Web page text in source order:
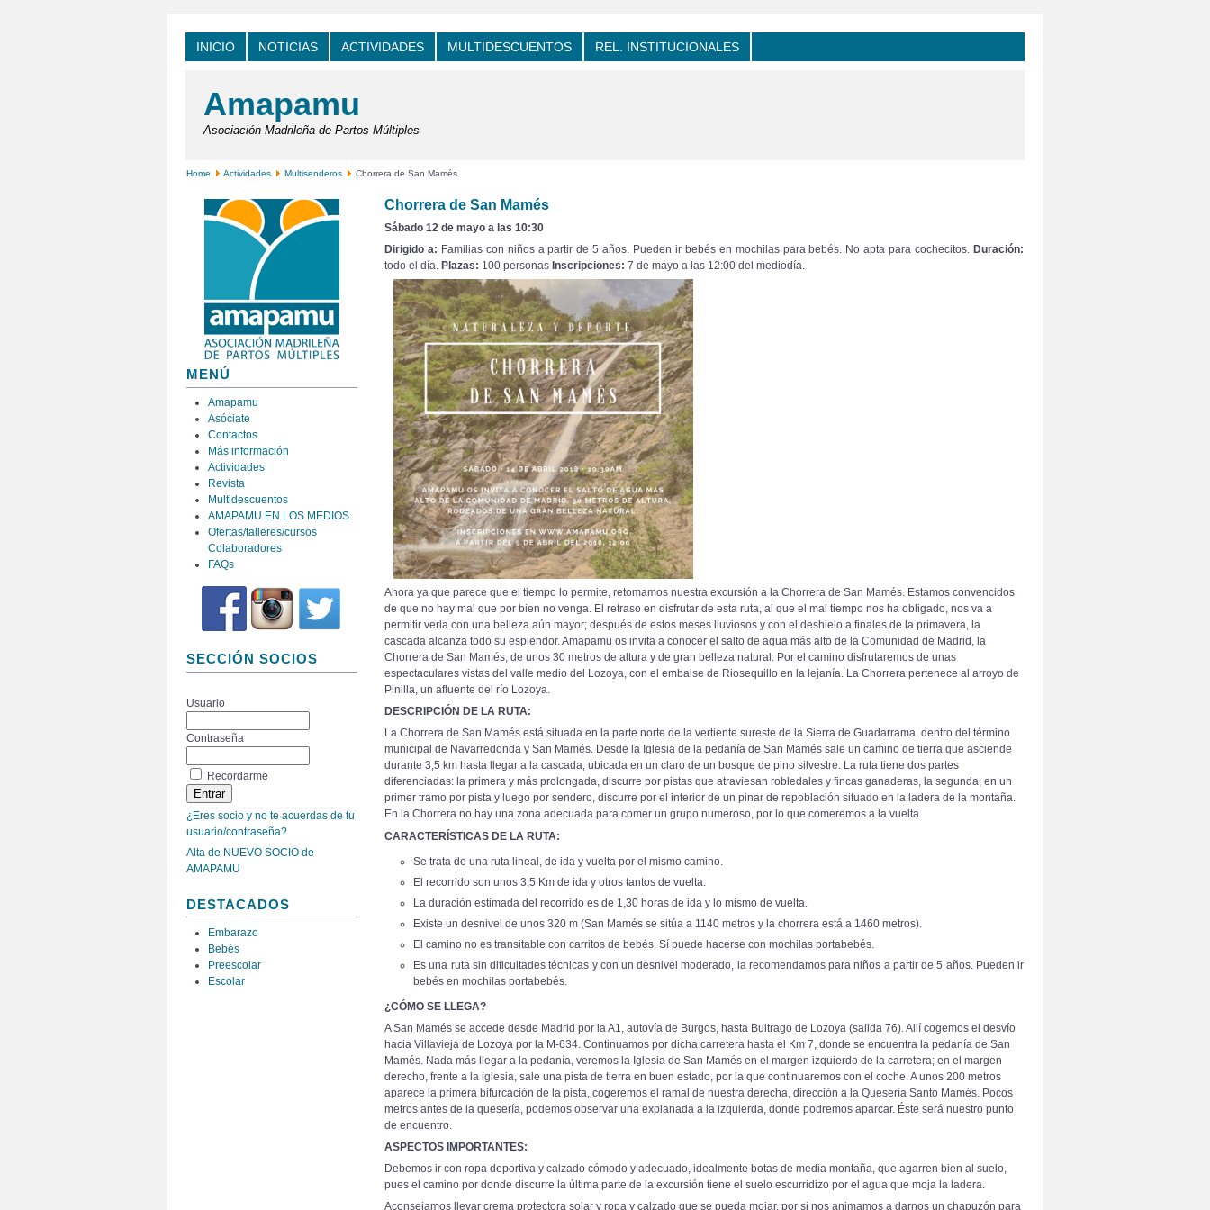
INICIO NOTICIAS ACTIVIDADES MULTIDESCUENTOS REL. INSTITUCIONALES
Amapamu
Asociación Madrileña de Partos Múltiples
Home Actividades Multisenderos Chorrera de San Mamés
MENÚ
Amapamu
Asóciate
Contactos
Más información
Actividades
Revista
Multidescuentos
AMAPAMU EN LOS MEDIOS
Ofertas/talleres/cursos
Colaboradores
FAQs
SECCIÓN SOCIOS
Usuario
Contraseña
Recordarme
¿Eres socio y no te acuerdas de tu
usuario/contraseña?
Alta de NUEVO SOCIO de
AMAPAMU
DESTACADOS
Embarazo
Bebés
Preescolar
Escolar
Chorrera de San Mamés
Sábado 12 de mayo a las 10:30
Dirigido a: Familias con niños a partir de 5 años. Pueden ir bebés en mochilas para bebés. No apta para cochecitos. Duración:
todo el día. Plazas: 100 personas Inscripciones: 7 de mayo a las 12:00 del mediodía.
Ahora ya que parece que el tiempo lo permite, retomamos nuestra excursión a la Chorrera de San Mamés. Estamos convencidos
de que no hay mal que por bien no venga. El retraso en disfrutar de esta ruta, al que el mal tiempo nos ha obligado, nos va a
permitir verla con una belleza aún mayor; después de estos meses lluviosos y con el deshielo a finales de la primavera, la
cascada alcanza todo su esplendor. Amapamu os invita a conocer el salto de agua más alto de la Comunidad de Madrid, la
Chorrera de San Mamés, de unos 30 metros de altura y de gran belleza natural. Por el camino disfrutaremos de unas
espectaculares vistas del valle medio del Lozoya, con el embalse de Riosequillo en la lejanía. La Chorrera pertenece al arroyo de
Pinilla, un afluente del río Lozoya.
DESCRIPCIÓN DE LA RUTA:
La Chorrera de San Mamés está situada en la parte norte de la vertiente sureste de la Sierra de Guadarrama, dentro del término
municipal de Navarredonda y San Mamés. Desde la Iglesia de la pedanía de San Mamés sale un camino de tierra que asciende
durante 3,5 km hasta llegar a la cascada, ubicada en un claro de un bosque de pino silvestre. La ruta tiene dos partes
diferenciadas: la primera y más prolongada, discurre por pistas que atraviesan robledales y fincas ganaderas, la segunda, en un
primer tramo por pista y luego por sendero, discurre por el interior de un pinar de repoblación situado en la ladera de la montaña.
En la Chorrera no hay una zona adecuada para comer un grupo numeroso, por lo que comeremos a la vuelta.
CARACTERÍSTICAS DE LA RUTA:
Se trata de una ruta lineal, de ida y vuelta por el mismo camino.
El recorrido son unos 3,5 Km de ida y otros tantos de vuelta.
La duración estimada del recorrido es de 1,30 horas de ida y lo mismo de vuelta.
Existe un desnivel de unos 320 m (San Mamés se sitúa a 1140 metros y la chorrera está a 1460 metros).
El camino no es transitable con carritos de bebés. Sí puede hacerse con mochilas portabebés.
Es una ruta sin dificultades técnicas y con un desnivel moderado, la recomendamos para niños a partir de 5 años. Pueden ir
bebés en mochilas portabebés.
¿CÓMO SE LLEGA?
A San Mamés se accede desde Madrid por la A1, autovía de Burgos, hasta Buitrago de Lozoya (salida 76). Allí cogemos el desvío
hacia Villavieja de Lozoya por la M-634. Continuamos por dicha carretera hasta el Km 7, donde se encuentra la pedanía de San
Mamés. Nada más llegar a la pedanía, veremos la Iglesia de San Mamés en el margen izquierdo de la carretera; en el margen
derecho, frente a la iglesia, sale una pista de tierra en buen estado, por la que continuaremos con el coche. A unos 200 metros
aparece la primera bifurcación de la pista, cogeremos el ramal de nuestra derecha, dirección a la Quesería Santo Mamés. Pocos
metros antes de la quesería, podemos observar una explanada a la izquierda, donde podremos aparcar. Éste será nuestro punto
de encuentro.
ASPECTOS IMPORTANTES:
Debemos ir con ropa deportiva y calzado cómodo y adecuado, idealmente botas de media montaña, que agarren bien al suelo,
pues el camino por donde discurre la última parte de la excursión tiene el suelo escurridizo por el agua que moja la ladera.
Aconsejamos llevar crema protectora solar y ropa y calzado que se pueda mojar, por si nos animamos a darnos un chapuzón para